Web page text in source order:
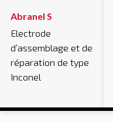
Abranel S
Electrode
d’assemblage et de
réparation de type
Inconel